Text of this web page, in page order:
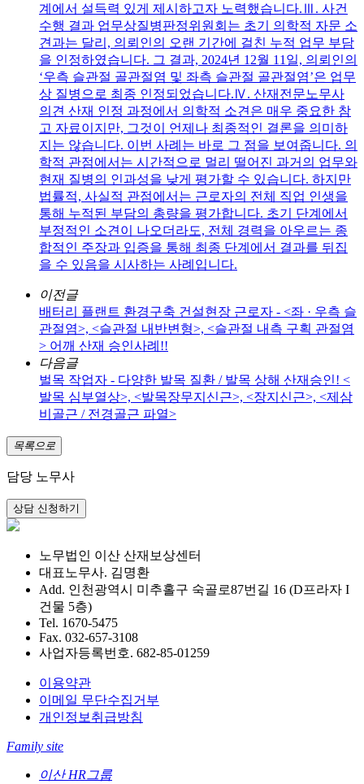
계에서 설득력 있게 제시하고자 노력했습니다.Ⅲ. 사건
수행 결과 업무상질병판정위원회는 초기 의학적 자문 소
견과는 달리, 의뢰인의 오랜 기간에 걸친 누적 업무 부담
을 인정하였습니다. 그 결과, 2024년 12월 11일, 의뢰인의
‘우측 슬관절 골관절염 및 좌측 슬관절 골관절염’은 업무
상 질병으로 최종 인정되었습니다.Ⅳ. 산재전문노무사
의견 산재 인정 과정에서 의학적 소견은 매우 중요한 참
고 자료이지만, 그것이 언제나 최종적인 결론을 의미하
지는 않습니다. 이번 사례는 바로 그 점을 보여줍니다. 의
학적 관점에서는 시간적으로 멀리 떨어진 과거의 업무와
현재 질병의 인과성을 낮게 평가할 수 있습니다. 하지만
법률적, 사실적 관점에서는 근로자의 전체 직업 인생을
통해 누적된 부담의 총량을 평가합니다. 초기 단계에서
부정적인 소견이 나오더라도, 전체 경력을 아우르는 종
합적인 주장과 입증을 통해 최종 단계에서 결과를 뒤집
을 수 있음을 시사하는 사례입니다.
이전글
배터리 플랜트 환경구축 건설현장 근로자 - <좌 · 우측 슬
관절염>, <슬관절 내반변형>, <슬관절 내측 구획 관절염
> 어깨 산재 승인사례!!
다음글
벌목 작업자 - 다양한 발목 질환 / 발목 상해 산재승인! <
발목 심부열상>, <발목장무지신근>, <장지신근>, <제삼
비골근 / 전경골근 파열>
목록으로
담당 노무사
노무법인 이산 산재보상센터
대표노무사. 김명환
Add. 인천광역시 미추홀구 숙골로87번길 16 (D프라자 I
건물 5층)
Tel. 1670-5475
Fax. 032-657-3108
사업자등록번호. 682-85-01259
이용약관
이메일 무단수집거부
개인정보취급방침
Family site
이산 HR그룹